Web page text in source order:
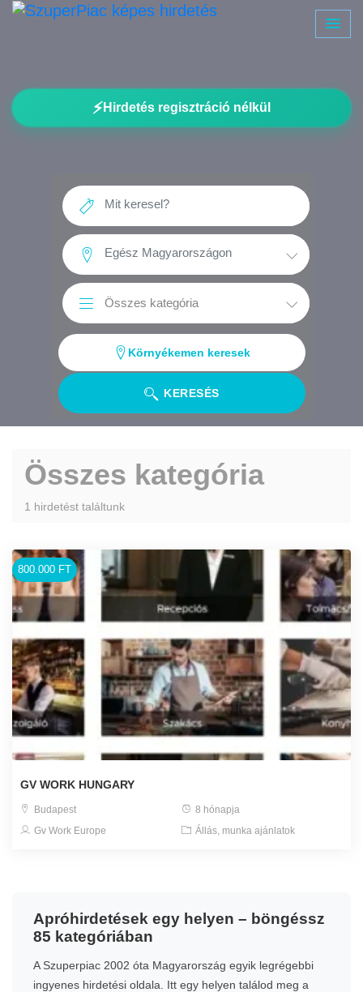
⚡Hirdetés regisztráció nélkül
KERESÉS
Környékemen keresek
Összes kategória
1 hirdetést találtunk
800.000 FT
GV WORK HUNGARY
Budapest
8 hónapja
Gv Work Europe
Állás, munka ajánlatok
Apróhirdetések egy helyen – böngéssz
85 kategóriában
A Szuperpiac 2002 óta Magyarország egyik legrégebbi
ingyenes hirdetési oldala. Itt egy helyen találod meg a